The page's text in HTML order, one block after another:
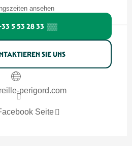
ansehen
5 53 28 33 ▒▒
SIE UNS
perigord.com
Seite